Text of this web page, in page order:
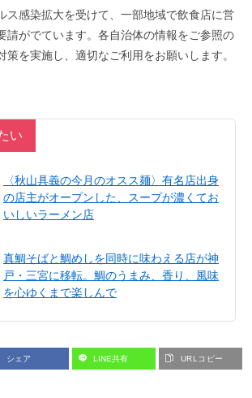
ス感染拡大を受けて、一部地域で飲食店に営
請がでています。各自治体の情報をご参照の
策を実施し、適切なご利用をお願いします。
い
〈秋山具義の今月のオスス麺〉有名店出身
の店主がオープンした、スープが濃くてお
いしいラーメン店
真鯛そばと鯛めしを同時に味わえる店が神
戸・三宮に移転。鯛のうまみ、香り、風味
を心ゆくまで楽しんで
シェア LINE共有 URLコピー